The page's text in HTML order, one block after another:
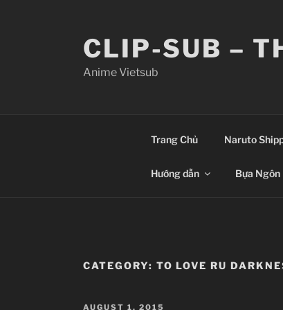
CLIP-SUB –
Anime Vietsub
Trang Chủ Naruto
Hướng dẫn Bựa Ngôn
CATEGORY: TO LOVE RU
POSTED
AUGUST 1, 2015